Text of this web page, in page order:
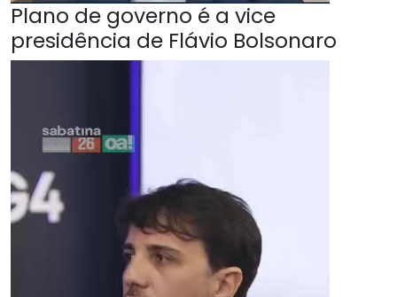
Plano de governo é a vice
presidência de Flávio Bolsonaro